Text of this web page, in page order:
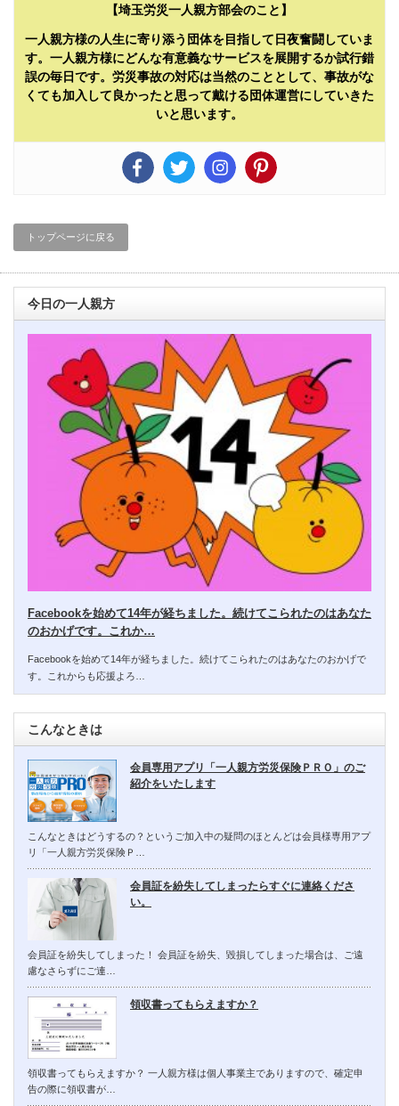
【埼玉労災一人親方部会のこと】
一人親方様の人生に寄り添う団体を目指して日夜奮闘していま
す。一人親方様にどんな有意義なサービスを展開するか試行錯
誤の毎日です。労災事故の対応は当然のこととして、事故がな
くても加入して良かったと思って戴ける団体運営にしていきた
いと思います。
トップページに戻る
今日の一人親方
Facebookを始めて14年が経ちました。続けてこられたのはあなた
のおかげです。これか…
Facebookを始めて14年が経ちました。続けてこられたのはあなたのおかげで
す。これからも応援よろ…
こんなときは
会員専用アプリ「一人親方労災保険ＰＲＯ」のご
紹介をいたします
こんなときはどうするの？というご加入中の疑問のほとんどは会員様専用アプ
リ「一人親方労災保険Ｐ…
会員証を紛失してしまったらすぐに連絡くださ
い。
会員証を紛失してしまった！ 会員証を紛失、毀損してしまった場合は、ご遠
慮なさらずにご連…
領収書ってもらえますか？
領収書ってもらえますか？ 一人親方様は個人事業主でありますので、確定申
告の際に領収書が…